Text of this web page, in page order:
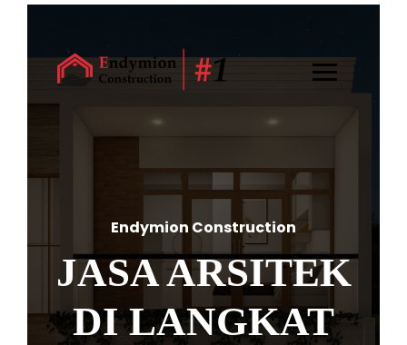
Endymion Construction
JASA ARSITEK
DI LANGKAT